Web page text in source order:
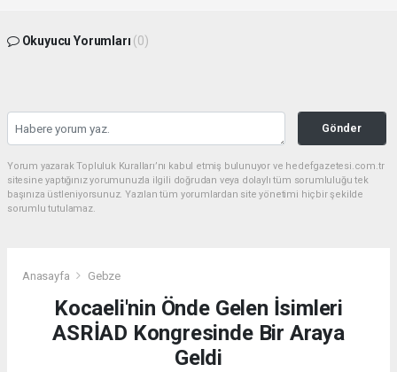
Okuyucu Yorumları (0)
Gönder
Yorum yazarak Topluluk Kuralları’nı kabul etmiş bulunuyor ve hedefgazetesi.com.tr
sitesine yaptığınız yorumunuzla ilgili doğrudan veya dolaylı tüm sorumluluğu tek
başınıza üstleniyorsunuz. Yazılan tüm yorumlardan site yönetimi hiçbir şekilde
sorumlu tutulamaz.
Anasayfa Gebze
Kocaeli'nin Önde Gelen İsimleri
ASRİAD Kongresinde Bir Araya
Geldi